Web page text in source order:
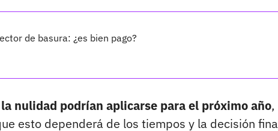
de basura: ¿es bien pago?
nulidad podrían aplicarse para el próximo año,
esto dependerá de los tiempos y la decisión